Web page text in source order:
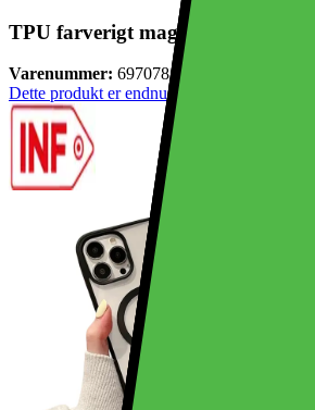
TPU farverigt magnetisk
Varenummer: 697078
Dette produkt er endnu ikke blevet bedømt.